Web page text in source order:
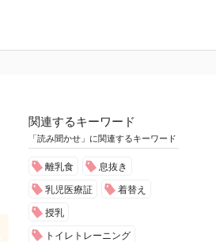
関連するキーワード
「読み聞かせ」に関連するキーワード
離乳食 息抜き
乳児医療証 着替え
授乳
トイレトレーニング